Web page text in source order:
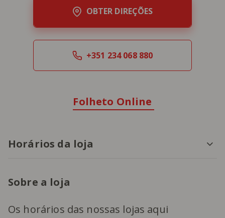
OBTER DIREÇÕES
+351 234 068 880
Folheto Online
Horários da loja
Sobre a loja
Os horários das nossas lojas aqui